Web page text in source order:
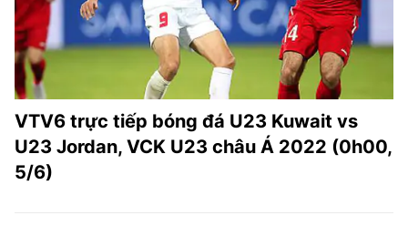
VTV6 trực tiếp bóng đá U23 Kuwait vs
U23 Jordan, VCK U23 châu Á 2022 (0h00,
5/6)